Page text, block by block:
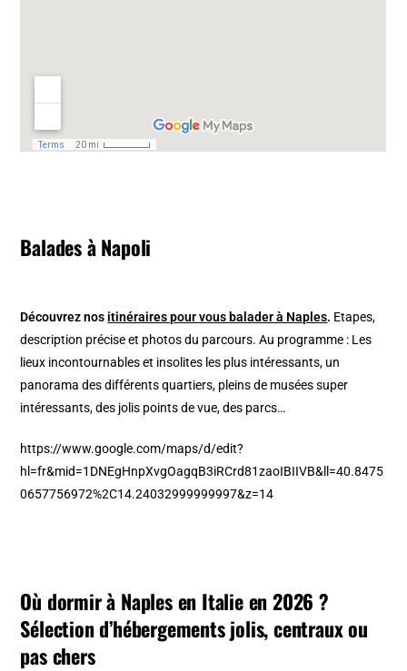
Balades à Napoli
Découvrez nos itinéraires pour vous balader à Naples. Etapes,
description précise et photos du parcours. Au programme : Les
lieux incontournables et insolites les plus intéressants, un
panorama des différents quartiers, pleins de musées super
intéressants, des jolis points de vue, des parcs…
https://www.google.com/maps/d/edit?
hl=fr&mid=1DNEgHnpXvgOagqB3iRCrd81zaoIBIIVB&ll=40.8475
0657756972%2C14.24032999999997&z=14
Où dormir à Naples en Italie en 2026 ?
Sélection d’hébergements jolis, centraux ou
pas chers